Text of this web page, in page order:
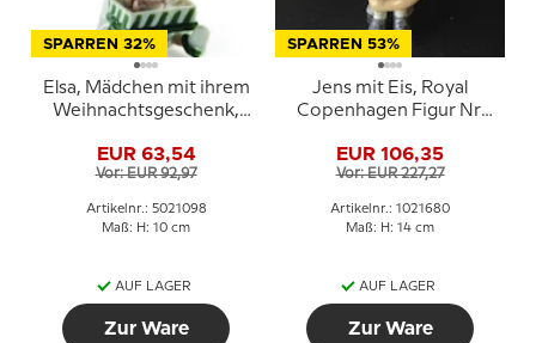
SPARREN 32%
Elsa, Mädchen mit ihrem
Weihnachtsgeschenk,
Nr. 098
EUR 63,54
Vor: EUR 92,97
Artikelnr.: 5021098
Maß: H: 10 cm
AUF LAGER
Zur Ware
SPARREN 53%
Jens mit Eis, Royal
Copenhagen Figur Nr.
EUR 106,35
Vor: EUR 227,27
Artikelnr.: 1021680
Maß: H: 14 cm
AUF LAGER
Zur Ware